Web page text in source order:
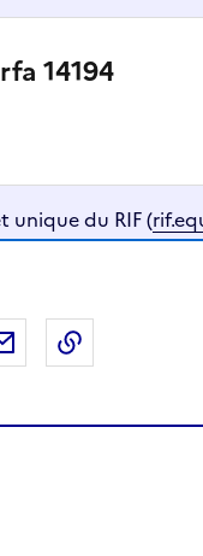
14194
unique du RIF (
sur LinkedIn
Partager par email
Copier le